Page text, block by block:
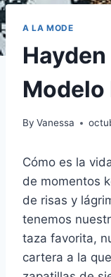
A LA MODE
By Vanessa
Cómo es la
de momentos
de risas y
tenemos
taza favorita,
cartera a la